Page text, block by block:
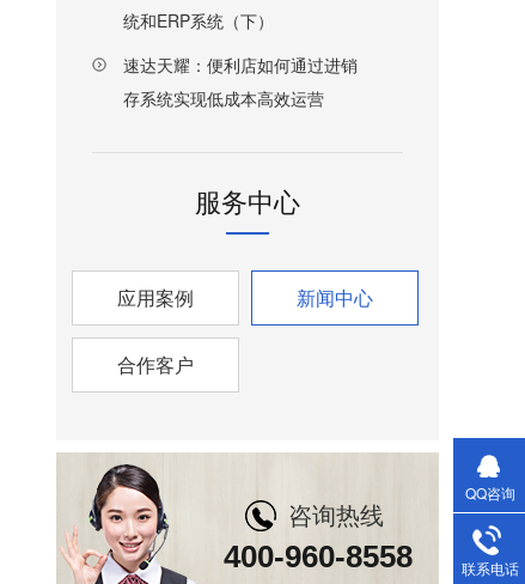
统和ERP系统（下）
速达天耀：便利店如何通过进销
存系统实现低成本高效运营
服务中心
应用案例 新闻中心
合作客户
咨询热线
400-960-8558
QQ咨询
联系电话